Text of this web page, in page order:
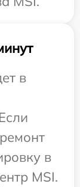
в
в
MSI.